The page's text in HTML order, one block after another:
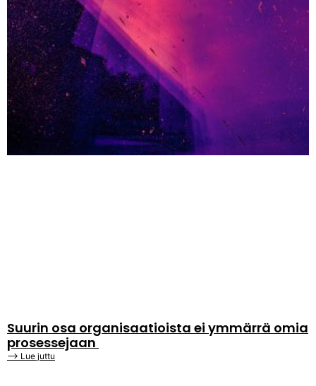
Suurin osa organisaatioista ei ymmärrä omia
prosessejaan
⟶ Lue juttu